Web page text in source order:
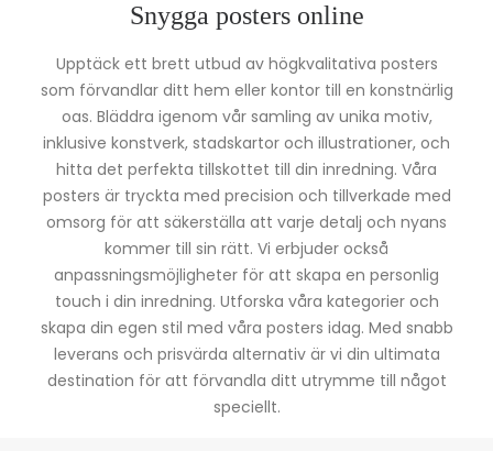
Snygga posters online
Upptäck ett brett utbud av högkvalitativa posters
som förvandlar ditt hem eller kontor till en konstnärlig
oas. Bläddra igenom vår samling av unika motiv,
inklusive konstverk, stadskartor och illustrationer, och
hitta det perfekta tillskottet till din inredning. Våra
posters är tryckta med precision och tillverkade med
omsorg för att säkerställa att varje detalj och nyans
kommer till sin rätt. Vi erbjuder också
anpassningsmöjligheter för att skapa en personlig
touch i din inredning. Utforska våra kategorier och
skapa din egen stil med våra posters idag. Med snabb
leverans och prisvärda alternativ är vi din ultimata
destination för att förvandla ditt utrymme till något
speciellt.